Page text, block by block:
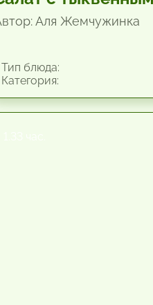
Аля Жемчужинка
блюда: